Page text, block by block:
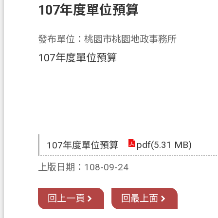
107年度單位預算
發布單位：桃園市桃園地政事務所
107年度單位預算
107年度單位預算
pdf(5.31 MB)
上版日期：108-09-24
回上一頁 回最上面